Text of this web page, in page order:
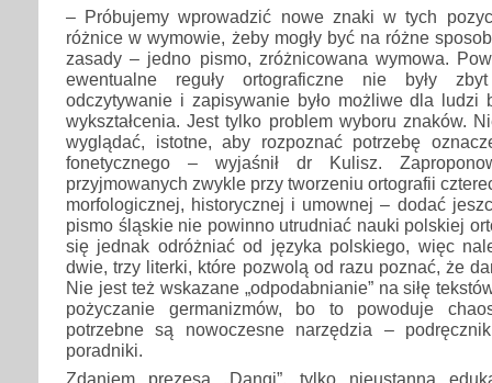
– Próbujemy wprowadzić nowe znaki w tych
różnice w wymowie, żeby mogły być na różne
zasady – jedno pismo, zróżnicowana wymowa.
ewentualne reguły ortograficzne nie były
odczytywanie i zapisywanie było możliwe dla ludzi
wykształcenia. Jest tylko problem wyboru znaków.
wyglądać, istotne, aby rozpoznać potrzebę
fonetycznego – wyjaśnił dr Kulisz.
przyjmowanych zwykle przy tworzeniu ortografii
morfologicznej, historycznej i umownej – dodać
pismo śląskie nie powinno utrudniać nauki polskiej
się jednak odróżniać od języka polskiego, więc
dwie, trzy literki, które pozwolą od razu poznać, że
Nie jest też wskazane „odpodabnianie” na siłę
pożyczanie germanizmów, bo to powoduje
potrzebne są nowoczesne narzędzia –
poradniki.